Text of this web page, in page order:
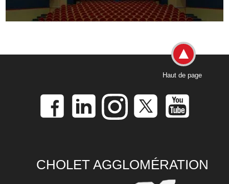
Haut de page
CHOLET AGGLOMÉRATION